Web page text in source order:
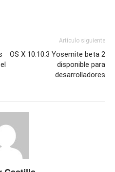
Artículo siguiente
OS X 10.10.3 Yosemite beta 2
disponible para
desarrolladores